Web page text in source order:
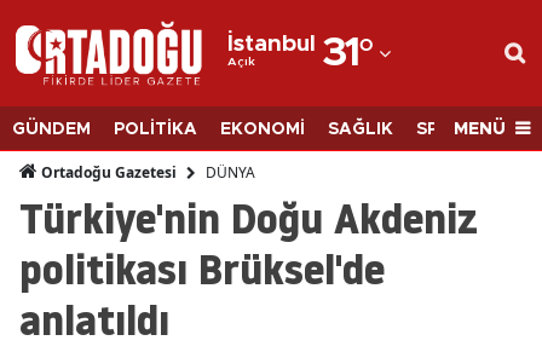
İstanbul
Açık 31°
Adana
Adıyaman
Afyonkarahisar
Ağrı
Amasya
GÜNDEM POLİTİKA EKONOMİ SAĞLIK SPORMENÜ
Ortadoğu Gazetesi DÜNYA
Türkiye'nin Doğu Akdeniz
politikası Brüksel'de
anlatıldı